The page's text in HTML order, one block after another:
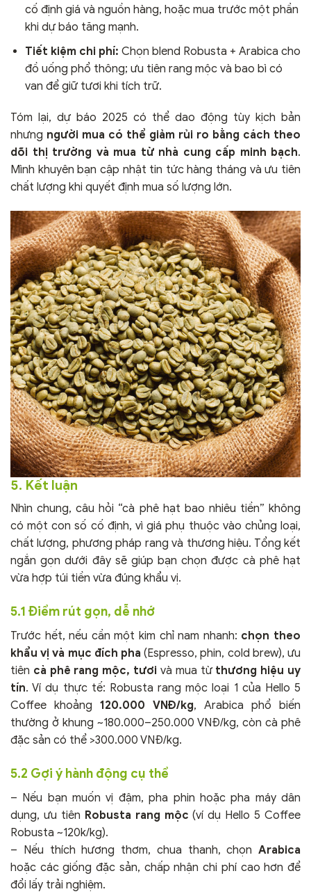
cố định giá và nguồn hàng, hoặc mua trước một phần
khi dự báo tăng mạnh.
Tiết kiệm chi phí: Chọn blend Robusta + Arabica cho
đồ uống phổ thông; ưu tiên rang mộc và bao bì có
van để giữ tươi khi tích trữ.
Tóm lại, dự báo 2025 có thể dao động tùy kịch bản
nhưng người mua có thể giảm rủi ro bằng cách theo
dõi thị trường và mua từ nhà cung cấp minh bạch.
Mình khuyên bạn cập nhật tin tức hàng tháng và ưu tiên
chất lượng khi quyết định mua số lượng lớn.
5. Kết luận
Nhìn chung, câu hỏi “cà phê hạt bao nhiêu tiền” không
có một con số cố định, vì giá phụ thuộc vào chủng loại,
chất lượng, phương pháp rang và thương hiệu. Tổng kết
ngắn gọn dưới đây sẽ giúp bạn chọn được cà phê hạt
vừa hợp túi tiền vừa đúng khẩu vị.
5.1 Điểm rút gọn, dễ nhớ
Trước hết, nếu cần một kim chỉ nam nhanh: chọn theo
khẩu vị và mục đích pha (Espresso, phin, cold brew), ưu
tiên cà phê rang mộc, tươi và mua từ thương hiệu uy
tín. Ví dụ thực tế: Robusta rang mộc loại 1 của Hello 5
Coffee khoảng120.000 VNĐ/kg, Arabica phổ biến
thường ở khung ~180.000–250.000 VNĐ/kg, còn cà phê
đặc sản có thể >300.000 VNĐ/kg.
5.2 Gợi ý hành động cụ thể
– Nếu bạn muốn vị đậm, pha phin hoặc pha máy dân
dụng, ưu tiên Robusta rang mộc (ví dụ Hello 5 Coffee
Robusta ~120k/kg).
– Nếu thích hương thơm, chua thanh, chọn Arabica
hoặc các giống đặc sản, chấp nhận chi phí cao hơn để
đổi lấy trải nghiệm.